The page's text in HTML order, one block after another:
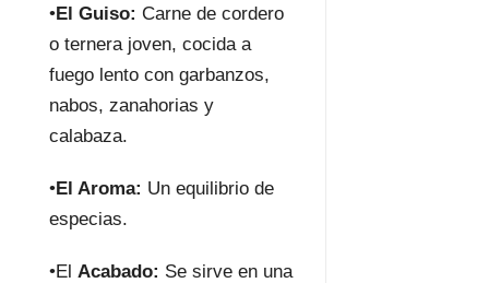
•El Guiso: Carne de cordero
o ternera joven, cocida a
fuego lento con garbanzos,
nabos, zanahorias y
calabaza.
•El Aroma: Un equilibrio de
especias.
•El Acabado: Se sirve en una